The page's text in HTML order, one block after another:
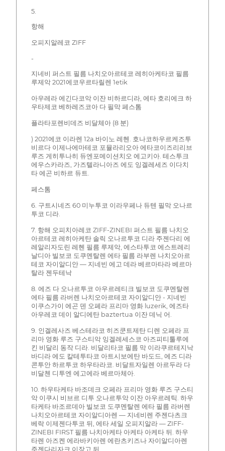
5.
항해
오피지알레코 ZIFF
-
지네비 퍼스트 필름 나치오아르테코 레히아케타코 필름
루제악 2021에코우르타릴렌 1etik
아우레라 에긴다코악 이잔 비하르디라, 에타 호리에크 하
우타제코 베하레즈코아 다 필막 페스톰
플라타포렌비데즈 비달체아 (8 분)
) 2021에코 이라렌 12a 바이노 레헨. 호나코하우르케즈투
비르다 이제나에마테코 포뮬라리오아 에타코이즈리리브
루즈 게히투나히 듀엔포메이션치오 에고키아. 테스투크
에우스카라즈, 가즈텔라니아즈 에도 잉겔레세즈 이다치
타 에곤 비하르 듀트.
페스톰
6. 구트시네즈 60 미누투코 이라우페나 듀텐 필막 오나르
투코 디라.
7. 항해 오피치아레코 ZIFF-ZINEBI 퍼스트 필름 나치오
아르테코 레히아케탄 솔릭 오나르투코 디라 주젠다리 에
레알리자도린 레헨 필름 루제악, 에스타투코 에스트레리
날디아 빌보코 도쿠멘탈렌 에타 필름 라부렌 나치오아르
테코 자이알디안 — 지네빈 에고 데라 베르마타라 베르마
탈라 젠두테낙
8. 에즈 다 오나르투코 아우르레티크 빌보코 도쿠멘탈렌
에타 필름 라버렌 나치오아르테코 자이알디안 - 지네빈
이쿠스가이 에곤 덴 오페라 프리마 영화 luzerik, 에즈타
아우레코 데이 알디에탄 baztertua 이잔 데닉 어.
9. 인겔레사즈 베스테라코 히즈쿤트제탄 디렌 오페라 프
리마 영화 루즈 구스티악 잉겔레세스코 아즈피티툴루에
킨 비달리 동작 디라. 비달리타코 필름 막 이라쿠르테지낙
바디라 에도 칼테투타코 아트시보에탄 바도드, 에즈 디라
콘투안 하르투코 하우타라코. 비달트자일렌 아르두라 다
비달첸 디투엔 에고에라 베르마체아.
10. 하우타케타 바조데크 오페라 프리마 영화 루즈 구스티
악 이쿠시 비브르 디투 오나르투악 이잔 아우르레틱. 하우
타케타 바조르데아 빌보코 도쿠멘탈렌 에타 필름 라버렌
나치오아르테코 자이알디아렌 — 지네비렌 주젠다츠크
베락 이제젠다투코 뒤, 에타 세일 오피지알라 — ZIFF-
ZINEBI FIRST 필름 나치아케타 아케타 아케타 뒤. 하우
타렌 아즈켄 에라바키아렌 에란츠키즈나 자이알디아렌
주젠다리자크 이장고 뒤.